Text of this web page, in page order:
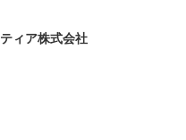
ィア株式会社